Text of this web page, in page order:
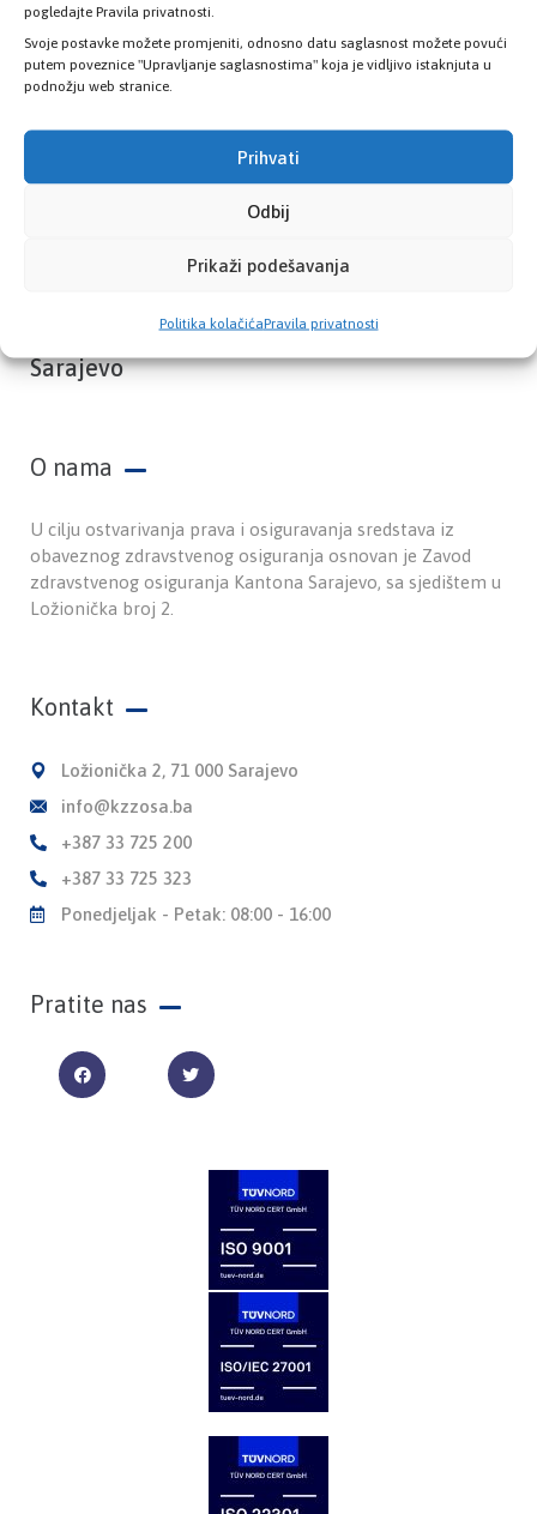
pogledajte Pravila privatnosti.
Svoje postavke možete promjeniti, odnosno datu saglasnost možete povući
putem poveznice "Upravljanje saglasnostima" koja je vidljivo istaknjuta u
podnožju web stranice.
Prihvati
Odbij
Prikaži podešavanja
Politika kolačićaPravila privatnosti
PROVJERITE STATUS
Zavod zdravstvenog osiguranja Kantona
Sarajevo
O nama
U cilju ostvarivanja prava i osiguravanja sredstava iz
obaveznog zdravstvenog osiguranja osnovan je Zavod
zdravstvenog osiguranja Kantona Sarajevo, sa sjedištem u
Ložionička broj 2.
Kontakt
Ložionička 2, 71 000 Sarajevo
info@kzzosa.ba
+387 33 725 200
+387 33 725 323
Ponedjeljak - Petak: 08:00 - 16:00
Pratite nas